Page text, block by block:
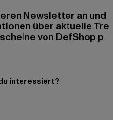
Newsletter an und
über aktuelle Tre
von DefShop p
interessiert?